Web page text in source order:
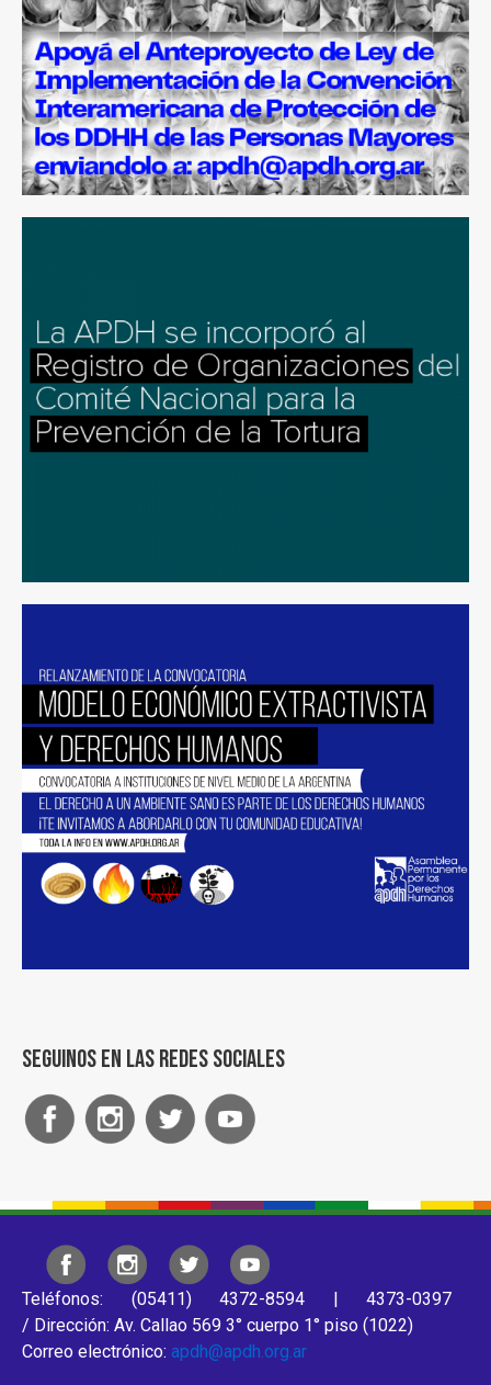
Seguinos en las redes sociales
Teléfonos: (05411) 4372-8594 | 4373-0397
/ Dirección: Av. Callao 569 3° cuerpo 1° piso (1022)
Correo electrónico: apdh@apdh.org.ar